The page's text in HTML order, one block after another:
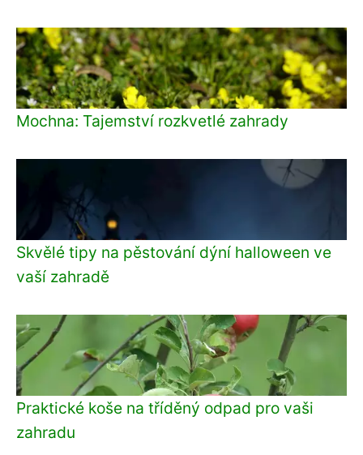
Mochna: Tajemství rozkvetlé zahrady
Skvělé tipy na pěstování dýní halloween ve
vaší zahradě
Praktické koše na tříděný odpad pro vaši
zahradu